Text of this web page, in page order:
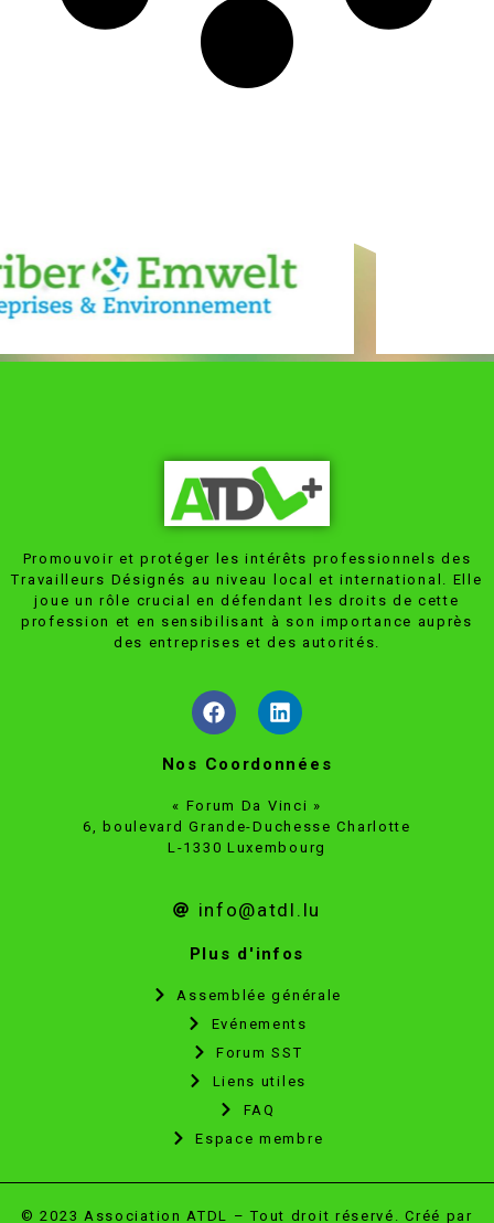
Promouvoir et protéger les intérêts professionnels des
Travailleurs Désignés au niveau local et international. Elle
joue un rôle crucial en défendant les droits de cette
profession et en sensibilisant à son importance auprès
des entreprises et des autorités.
Nos Coordonnées
« Forum Da Vinci »
6, boulevard Grande-Duchesse Charlotte
L-1330 Luxembourg
info@atdl.lu
Plus d'infos
Assemblée générale
Evénements
Forum SST
Liens utiles
FAQ
Espace membre
© 2023 Association ATDL – Tout droit réservé. Créé par